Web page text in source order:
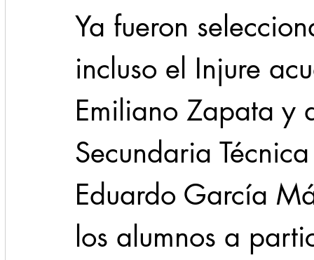
Ya fueron
incluso el Injure
Emiliano Zapata y
Secundaria
Eduardo García
los alumnos a